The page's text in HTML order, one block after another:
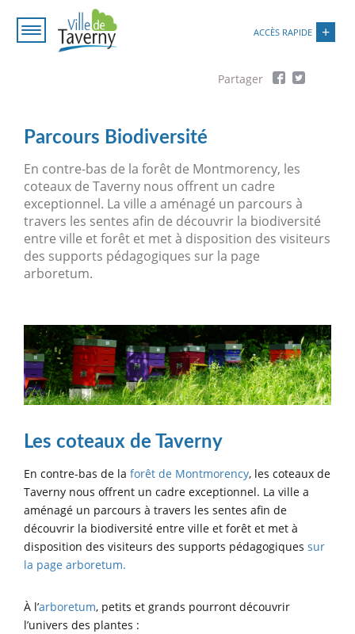
contenu
ACCÈS RAPIDE
Parcours Biodiversité
En contre-bas de la forêt de Montmorency, les
coteaux de Taverny nous offrent un cadre
exceptionnel. La ville a aménagé un parcours à
travers les sentes afin de découvrir la biodiversité
entre ville et forêt et met à disposition des visiteurs
des supports pédagogiques sur la page
arboretum.
Les coteaux de Taverny
En contre-bas de la forêt de Montmorency, les coteaux de
Taverny nous offrent un cadre exceptionnel. La ville a
aménagé un parcours à travers les sentes afin de
découvrir la biodiversité entre ville et forêt et met à
disposition des visiteurs des supports pédagogiques sur
la page arboretum.
À l’arboretum, petits et grands pourront découvrir
l’univers des plantes :
Paramétrer les cookies